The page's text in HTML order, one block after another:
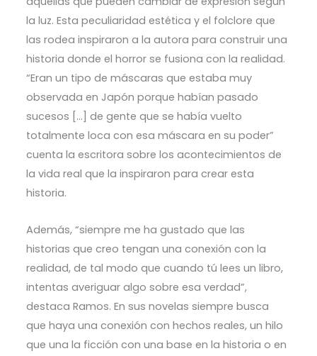
la luz. Esta peculiaridad estética y el folclore que
las rodea inspiraron a la autora para construir una
historia donde el horror se fusiona con la realidad.
“Eran un tipo de máscaras que estaba muy
observada en Japón porque habían pasado
sucesos […] de gente que se había vuelto
totalmente loca con esa máscara en su poder”
cuenta la escritora sobre los acontecimientos de
la vida real que la inspiraron para crear esta
historia.
Además, “siempre me ha gustado que las
historias que creo tengan una conexión con la
realidad, de tal modo que cuando tú lees un libro,
intentas averiguar algo sobre esa verdad”,
destaca Ramos. En sus novelas siempre busca
que haya una conexión con hechos reales, un hilo
que una la ficción con una base en la historia o en